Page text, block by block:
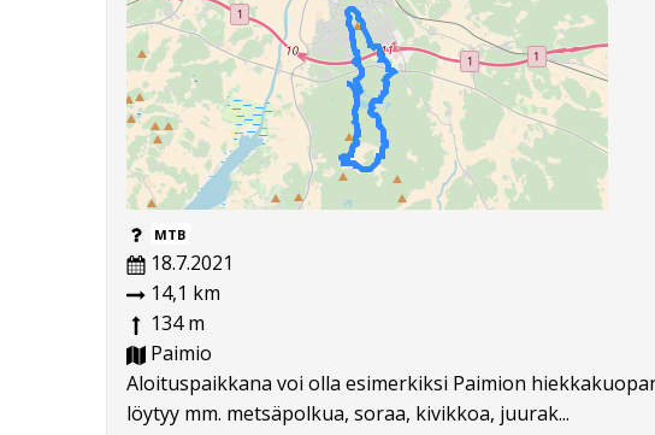
MTB
18.7.2021
14,1 km
134 m
Paimio
Aloituspaikkana voi olla esimerkiksi Paimion
löytyy mm. metsäpolkua, soraa, kivikkoa, juurak...